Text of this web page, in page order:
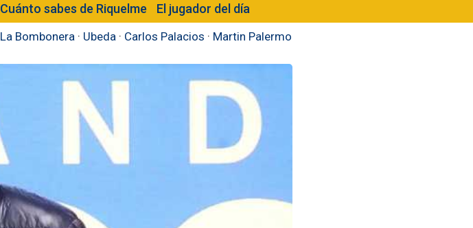
Cuánto sabes de Riquelme El jugador del día
La Bombonera · Ubeda · Carlos Palacios · Martin Palermo